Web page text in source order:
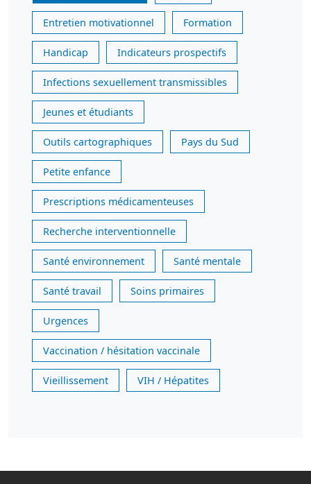
Entretien motivationnel Formation
Handicap Indicateurs prospectifs
Infections sexuellement transmissibles
Jeunes et étudiants
Outils cartographiques Pays du Sud
Petite enfance
Prescriptions médicamenteuses
Recherche interventionnelle
Santé environnement Santé mentale
Santé travail Soins primaires
Urgences
Vaccination / hésitation vaccinale
Vieillissement VIH / Hépatites